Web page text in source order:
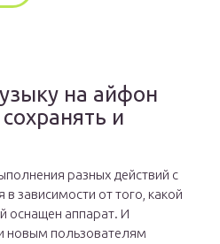
на айфон
и
разных действий с
зависимости от того, какой
оснащен аппарат. И
новым пользователям